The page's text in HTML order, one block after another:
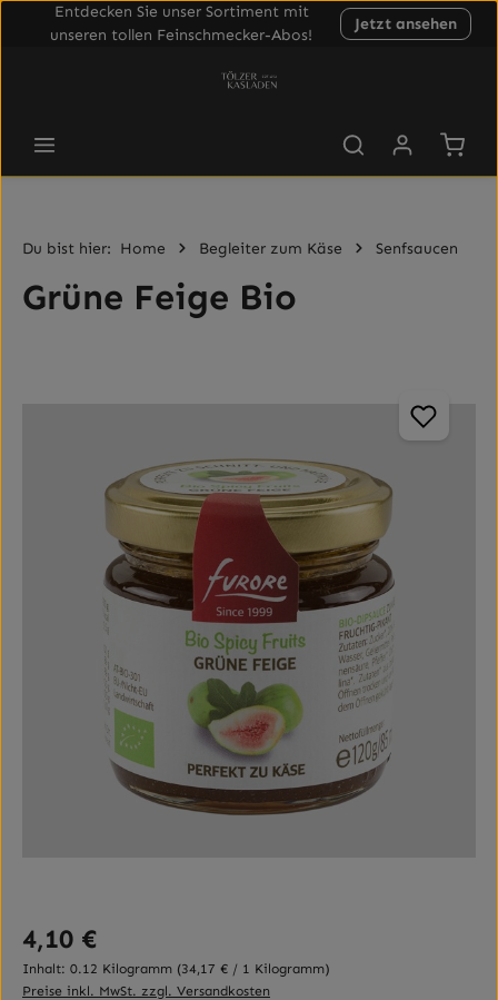
Entdecken Sie unser Sortiment mit
unseren tollen Feinschmecker-Abos!
Jetzt ansehen
Du bist hier: Home Begleiter zum Käse Senfsaucen
Grüne Feige Bio
Regulärer Preis:
4,10 €
Inhalt: 0.12 Kilogramm (34,17 € / 1 Kilogramm)
Preise inkl. MwSt. zzgl. Versandkosten